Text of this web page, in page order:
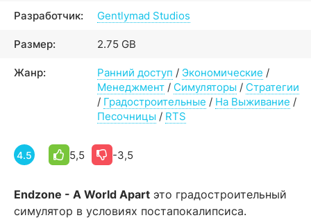
Разработчик: Gentlymad Studios
Размер: 2.75 GB
Жанр: Ранний доступ / Экономические /
Менеджмент / Симуляторы / Стратегии
/ Градостроительные / На Выживание /
Песочницы / RTS
4.5 5,5 -3,5
Endzone - A World Apart это градостроительный
симулятор в условиях постапокалипсиса.